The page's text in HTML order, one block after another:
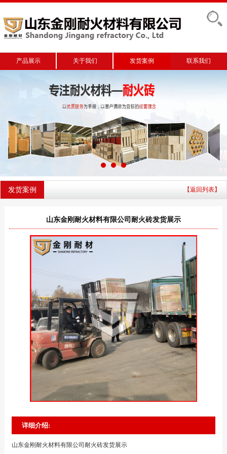
产品展示 关于我们 发货案例 联系我们
发货案例 【返回列表】
山东金刚耐火材料有限公司耐火砖发货展示
详细介绍:
山东金刚耐火材料有限公司耐火砖发货展示